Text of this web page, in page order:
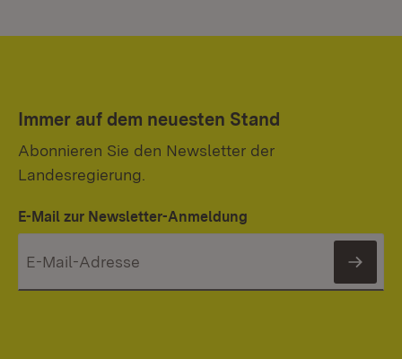
Immer auf dem neuesten Stand
Abonnieren Sie den Newsletter der
Landesregierung.
E-Mail zur Newsletter-Anmeldung